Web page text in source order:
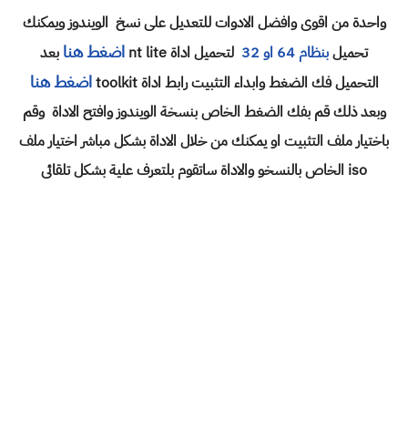
واحدة من اقوى وافضل الادوات للتعديل على نسخ الويندوز ويمكنك
تحميلبنظام 64 او 32 لتحميل اداة nt lite اضغط هنا بعد
التحميل فك الضغط وابداء التثبيت رابط اداة toolkit
اضغط هنا
وبعد ذلك قم بفك الضغط الخاص بنسخة الويندوز وافتح الاداة وقم
باختيار ملف التثبيت او يمكنك من خلال الاداة بشكل مباشر اختيار ملف
iso الخاص بالنسخو والاداة ساتقوم بلتعرف علية بشكل تلقائى